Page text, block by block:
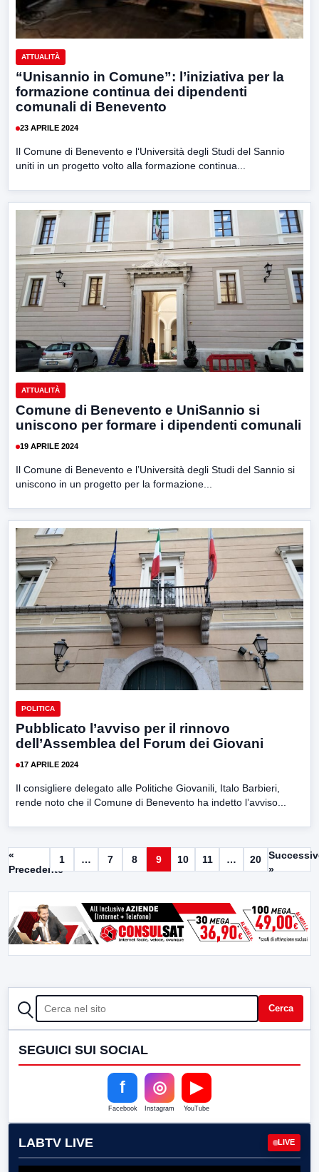
ATTUALITÀ
“Unisannio in Comune”: l’iniziativa per la
formazione continua dei dipendenti
comunali di Benevento
23 APRILE 2024
Il Comune di Benevento e l‘Università degli Studi del Sannio
uniti in un progetto volto alla formazione continua...
ATTUALITÀ
Comune di Benevento e UniSannio si
uniscono per formare i dipendenti comunali
19 APRILE 2024
Il Comune di Benevento e l’Università degli Studi del Sannio si
uniscono in un progetto per la formazione...
POLITICA
Pubblicato l’avviso per il rinnovo
dell’Assemblea del Forum dei Giovani
17 APRILE 2024
Il consigliere delegato alle Politiche Giovanili, Italo Barbieri,
rende noto che il Comune di Benevento ha indetto l’avviso...
«
Precedente
1 … 7 8 9 10 11 … 20
»
CERCA Cerca
SEGUICI SUI SOCIAL
f
Facebook
◎
Instagram
▶
YouTube
LABTV LIVE LIVE